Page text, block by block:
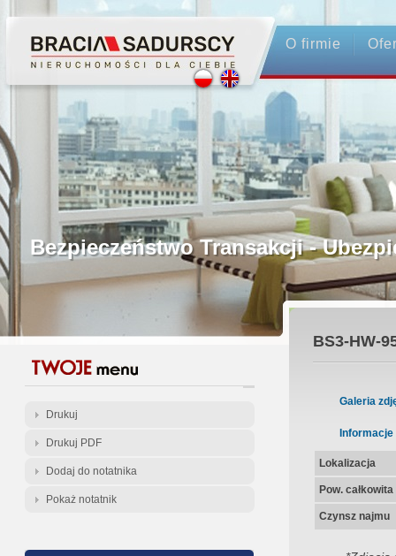
O firmie
Profesjonalne Pośrednictwo
Bezpieczeństwo Transakcji -
Licencjonowani Pośrednicy
Gwarancja Zwrotu Zadatku
Gratis - Przedwstępna Umowa
Drukuj
Drukuj PDF
Dodaj do notatnika
Pokaż notatnik
BS3-HW-
Galeria
Informacje
Lokalizacja
Pow.
Czynsz najmu